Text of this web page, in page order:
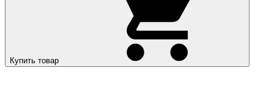
Купить товар